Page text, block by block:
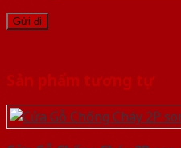
Sản phẩm tương tự